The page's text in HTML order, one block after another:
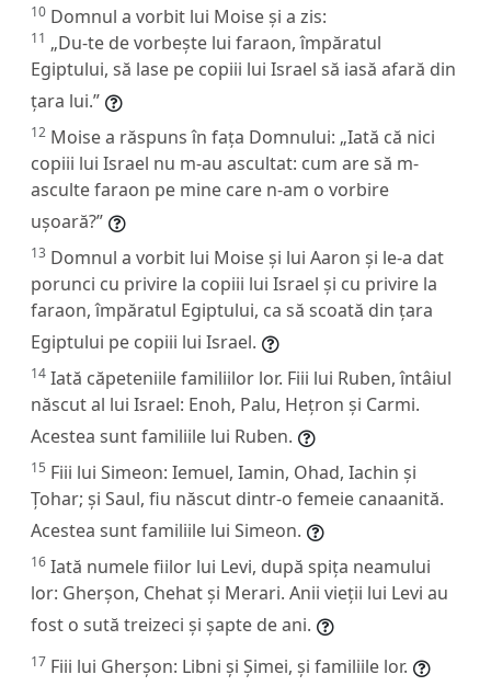
10 Domnul a vorbit lui Moise și a zis:
11 „Du-te de vorbește lui faraon, împăratul
Egiptului, să lase pe copiii lui Israel să iasă afară din
țara lui.”
12 Moise a răspuns în fața Domnului: „Iată că nici
copiii lui Israel nu m-au ascultat: cum are să m-
asculte faraon pe mine care n-am o vorbire
ușoară?”
13 Domnul a vorbit lui Moise și lui Aaron și le-a dat
porunci cu privire la copiii lui Israel și cu privire la
faraon, împăratul Egiptului, ca să scoată din țara
Egiptului pe copiii lui Israel.
14 Iată căpeteniile familiilor lor. Fiii lui Ruben, întâiul
născut al lui Israel: Enoh, Palu, Hețron și Carmi.
Acestea sunt familiile lui Ruben.
15 Fiii lui Simeon: Iemuel, Iamin, Ohad, Iachin și
Țohar; și Saul, fiu născut dintr-o femeie canaanită.
Acestea sunt familiile lui Simeon.
16 Iată numele fiilor lui Levi, după spița neamului
lor: Gherșon, Chehat și Merari. Anii vieții lui Levi au
fost o sută treizeci și șapte de ani.
17 Fiii lui Gherșon: Libni și Șimei, și familiile lor.